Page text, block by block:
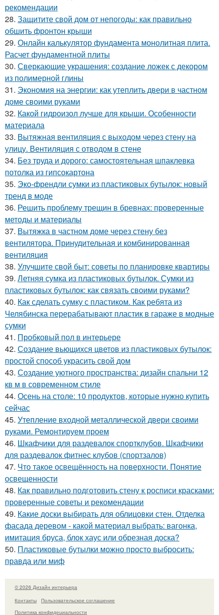
рекомендации
28. Защитите свой дом от непогоды: как правильно
обшить фронтон крыши
29. Онлайн калькулятор фундамента монолитная плита.
Расчет фундаментной плиты
30. Сверкающие украшения: создание ложек с декором
из полимерной глины
31. Экономия на энергии: как утеплить двери в частном
доме своими руками
32. Какой гидроизол лучше для крыши. Особенности
материала
33. Вытяжная вентиляция с выходом через стену на
улицу. Вентиляция с отводом в стене
34. Без труда и дорого: самостоятельная шпаклевка
потолка из гипсокартона
35. Эко-френдли сумки из пластиковых бутылок: новый
тренд в моде
36. Решить проблему трещин в бревнах: проверенные
методы и материалы
37. Вытяжка в частном доме через стену без
вентилятора. Принудительная и комбинированная
вентиляция
38. Улучшите свой быт: советы по планировке квартиры
39. Летняя сумка из пластиковых бутылок. Сумки из
пластиковых бутылок: как связать своими руками?
40. Как сделать сумку с пластиком. Как ребята из
Челябинска перерабатывают пластик в гараже в модные
сумки
41. Пробковый пол в интерьере
42. Создание вьющихся цветов из пластиковых бутылок:
простой способ украсить свой дом
43. Создание уютного пространства: дизайн спальни 12
кв м в современном стиле
44. Осень на столе: 10 продуктов, которые нужно купить
сейчас
45. Утепление входной металлической двери своими
руками. Ремонтируем проем
46. Шкафчики для раздевалок спортклубов. Шкафчики
для раздевалок фитнес клубов (спортзалов)
47. Что такое освещённость на поверхности. Понятие
освещенности
48. Как правильно подготовить стену к росписи красками:
проверенные советы и рекомендации
49. Какие доски выбирать для облицовки стен. Отделка
фасада деревом - какой материал выбрать: вагонка,
имитация бруса, блок хаус или обрезная доска?
50. Пластиковые бутылки можно просто выбросить:
правда или миф
© 2026 Дизайн интерьера
Контакты
Пользовательское соглашение
Политика конфидециальности